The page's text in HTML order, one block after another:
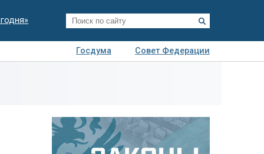
Госдума
Совет Федерации